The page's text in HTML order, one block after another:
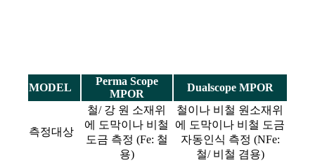
MODEL
Perma Scope
MPOR
Dualscope MPOR
측정대상
철/ 강 원 소재위
에 도막이나 비철
도금 측정 (Fe: 철
용)
철이나 비철 원소재위
에 도막이나 비철 도금
자동인식 측정 (NFe:
철/ 비철 겸용)